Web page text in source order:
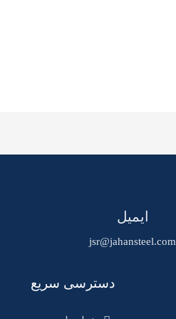
ایمیل
jsr@jahansteel.com
دسترسی سریع